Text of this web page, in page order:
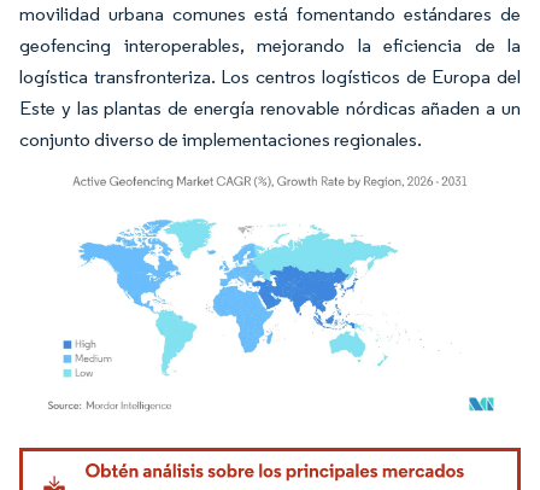
movilidad urbana comunes está fomentando estándares de
geofencing interoperables, mejorando la eficiencia de la
logística transfronteriza. Los centros logísticos de Europa del
Este y las plantas de energía renovable nórdicas añaden a un
conjunto diverso de implementaciones regionales.
Imagen © Mordor Intelligence. El uso requiere atribución según CC BY 4.0.